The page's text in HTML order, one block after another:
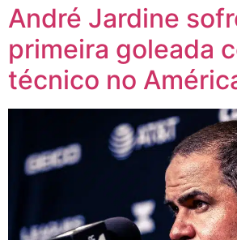
André Jardine
primeira goleada
técnico no